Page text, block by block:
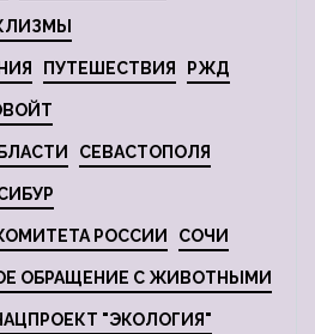
ПУТЕШЕСТВИЯ РЖД
СЕВАСТОПОЛЯ
РОССИИ СОЧИ
ОБРАЩЕНИЕ С ЖИВОТНЫМИ
"ЭКОЛОГИЯ"